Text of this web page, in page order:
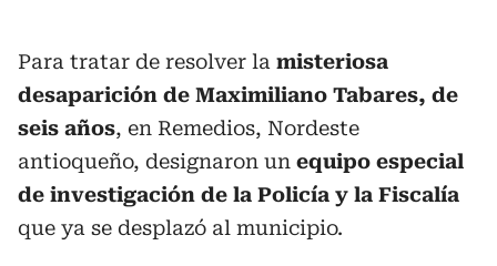
Para tratar de resolver la misteriosa
desaparición de Maximiliano Tabares, de
seis años, en Remedios, Nordeste
antioqueño, designaron un equipo especial
de investigación de la Policía y la Fiscalía
que ya se desplazó al municipio.